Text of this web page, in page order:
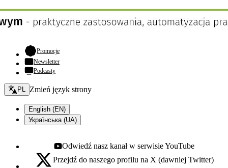
Promocje- otwiera się w nowej karcie
Newsletter
Podcasty
Zmień język - bieżący:
PL Zmień język strony
English (EN)
Українська (UA)
Youtube - otwiera się w nowej karcie
Odwiedź nasz kanał w serwisie YouTube
X - otwiera się w nowej karcie
Przejdź do naszego profilu na X (dawniej Twitter)